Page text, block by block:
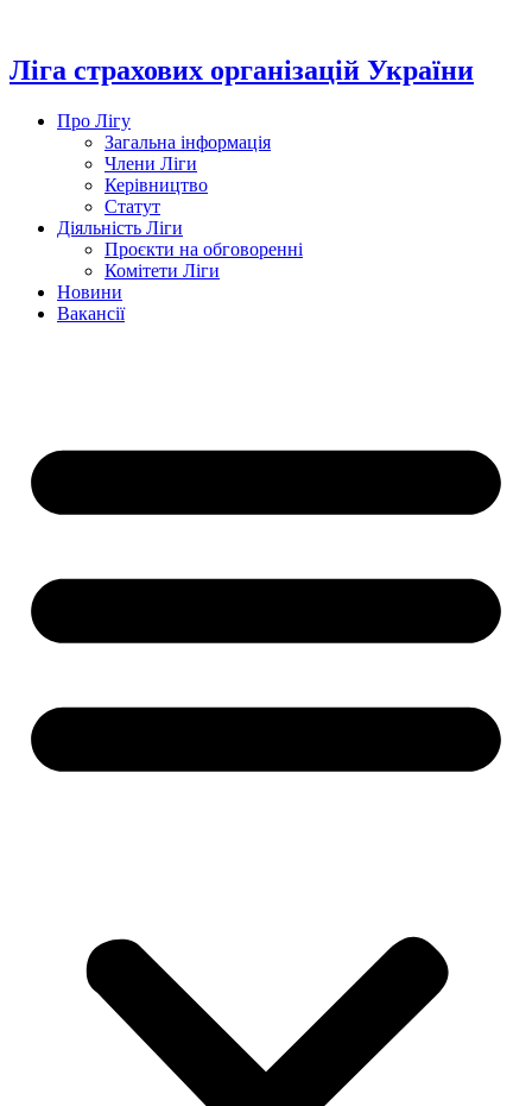
вмісту
Ліга страхових організацій України
Про Лігу
Загальна інформація
Члени Ліги
Керівництво
Статут
Діяльність Ліги
Проєкти на обговоренні
Комітети Ліги
Новини
Вакансії